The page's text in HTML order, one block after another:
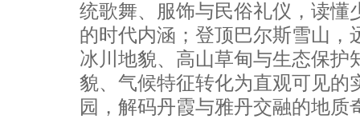
统歌舞、服饰与民俗礼仪，读懂
的时代内涵；登顶巴尔斯雪山，
冰川地貌、高山草甸与生态保护
貌、气候特征转化为直观可见的
园，解码丹霞与雅丹交融的地